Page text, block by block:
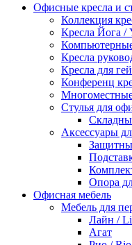
Офисные кресла и
Коллекция
Кресла Йога /
Кресла
Кресла для
Конференц
Стулья для
Аксессуары
Опора
Офисная мебель
Мебель для
Лайн /
Агат